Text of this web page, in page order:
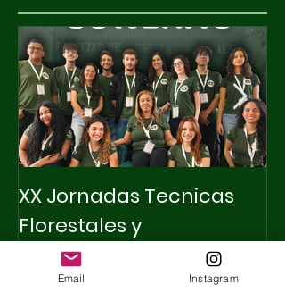
XX Jornadas Tecnicas
Florestales y
Ambientales
Email Instagram